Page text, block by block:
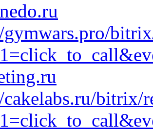
bitrix/